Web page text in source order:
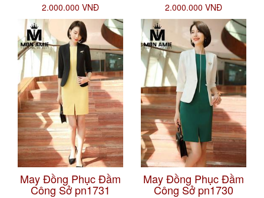
2.000.000 VNĐ 2.000.000 VNĐ
May Đồng Phục Đầm
Công Sở pn1731
May Đồng Phục Đầm
Công Sở pn1730